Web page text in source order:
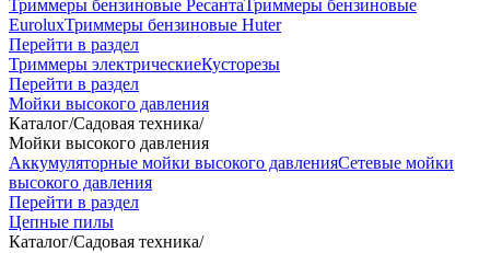
Триммеры бензиновые РесантаТриммеры бензиновые
EuroluxТриммеры бензиновые Huter
Перейти в раздел
Триммеры электрическиеКусторезы
Перейти в раздел
Мойки высокого давления
Каталог/Садовая техника/
Мойки высокого давления
Аккумуляторные мойки высокого давленияСетевые мойки
высокого давления
Перейти в раздел
Цепные пилы
Каталог/Садовая техника/